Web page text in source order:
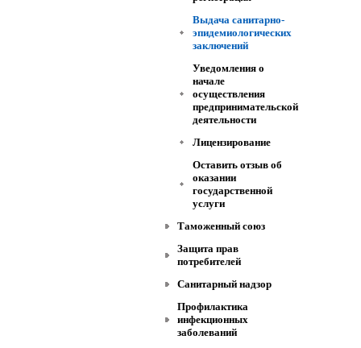
Выдача санитарно-
эпидемиологических
заключений
Уведомления о
начале
осуществления
предпринимательской
деятельности
Лицензирование
Оставить отзыв об
оказании
государственной
услуги
Таможенный союз
Защита прав
потребителей
Санитарный надзор
Профилактика
инфекционных
заболеваний